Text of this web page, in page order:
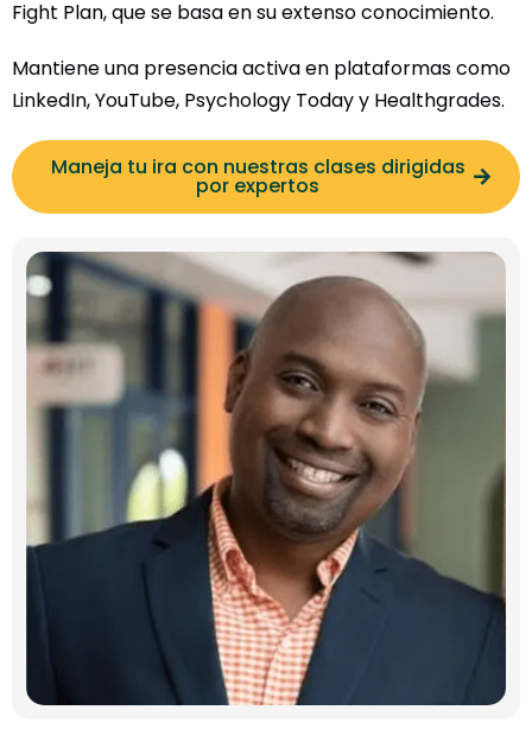
Fight Plan, que se basa en su extenso conocimiento.
Mantiene una presencia activa en plataformas como
LinkedIn, YouTube, Psychology Today y Healthgrades.
Maneja tu ira con nuestras clases dirigidas
por expertos